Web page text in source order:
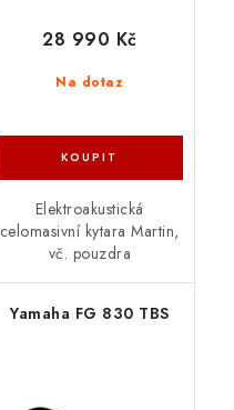
Na dotaz
28 990 Kč
Elektroakustická
celomasivní kytara Martin,
vč. pouzdra
Yamaha FG 830 TBS